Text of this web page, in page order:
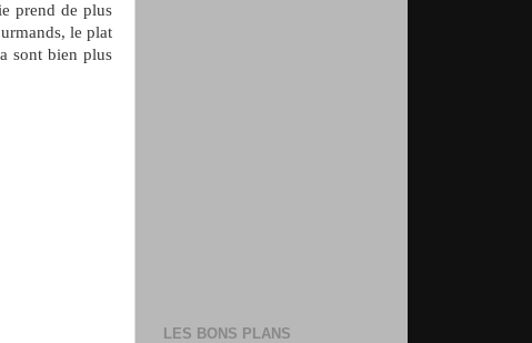
prend de plus
le plat
sont bien plus
LES BONS PLANS